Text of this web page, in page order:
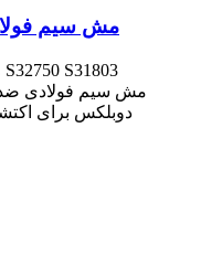
مش سیم
دوبلکس برای